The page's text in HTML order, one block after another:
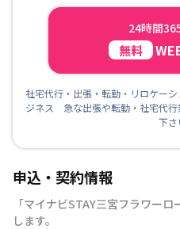
24時間
無料
社宅代行・出張・転勤・リロケー
ジネス 急な出張や転勤・社宅代
下さ
申込・契約情報
「マイナビSTAY三宮フラワーロ
します。